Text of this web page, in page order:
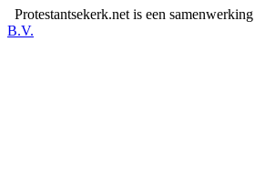
Protestantsekerk.net is een
B.V.